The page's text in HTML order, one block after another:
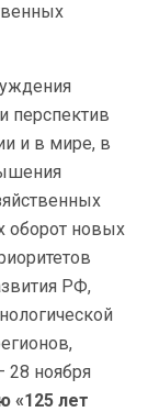
перспектив
и в мире, в
оборот новых
РФ,
ноября
«125 лет